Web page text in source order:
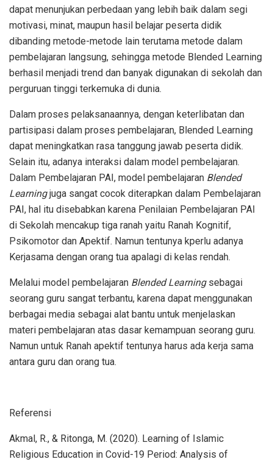
dapat menunjukan perbedaan yang lebih baik dalam segi
motivasi, minat, maupun hasil belajar peserta didik
dibanding metode-metode lain terutama metode dalam
pembelajaran langsung, sehingga metode Blended Learning
berhasil menjadi trend dan banyak digunakan di sekolah dan
perguruan tinggi terkemuka di dunia.
Dalam proses pelaksanaannya, dengan keterlibatan dan
partisipasi dalam proses pembelajaran, Blended Learning
dapat meningkatkan rasa tanggung jawab peserta didik.
Selain itu, adanya interaksi dalam model pembelajaran.
Dalam Pembelajaran PAI, model pembelajaran Blended
Learningjuga sangat cocok diterapkan dalam Pembelajaran
PAI, hal itu disebabkan karena Penilaian Pembelajaran PAI
di Sekolah mencakup tiga ranah yaitu Ranah Kognitif,
Psikomotor dan Apektif. Namun tentunya kperlu adanya
Kerjasama dengan orang tua apalagi di kelas rendah.
Melalui model pembelajaran Blended Learning sebagai
seorang guru sangat terbantu, karena dapat menggunakan
berbagai media sebagai alat bantu untuk menjelaskan
materi pembelajaran atas dasar kemampuan seorang guru.
Namun untuk Ranah apektif tentunya harus ada kerja sama
antara guru dan orang tua.
Referensi
Akmal, R., & Ritonga, M. (2020). Learning of Islamic
Religious Education in Covid-19 Period: Analysis of